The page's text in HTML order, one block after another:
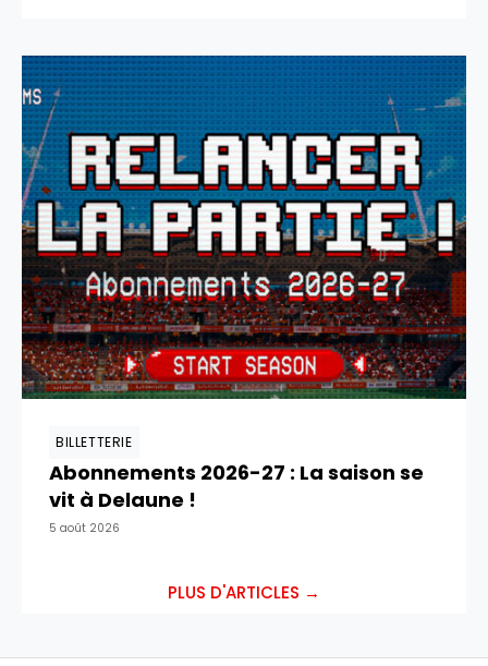
BILLETTERIE
Abonnements 2026-27 : La saison se
vit à Delaune !
5 août 2026
PLUS D'ARTICLES →